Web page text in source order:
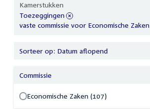
uw
resultaten
Kamerstukken
verwijder
filter
Toezeggingen
verwijder
vaste commissie voor Economische Zaken
Sorteer op: Datum aflopend
Commissie
Economische Zaken (107)